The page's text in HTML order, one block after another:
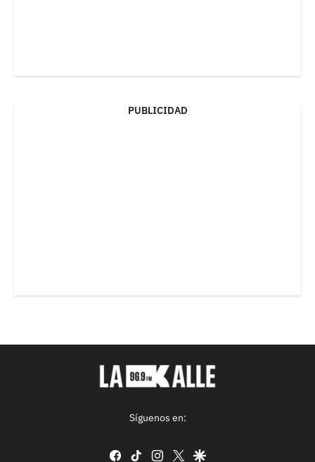
PUBLICIDAD
Síguenos en:
facebook
tiktok instagram
twittergoogle